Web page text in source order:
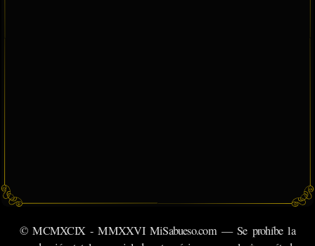
© MCMXCIX - MMXXVI MiSabueso.com — Se prohíbe la